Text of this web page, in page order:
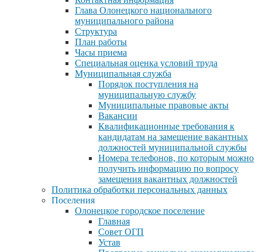
Глава Олонецкого национального
муниципального района
Структура
План работы
Часы приема
Специальная оценка условий труда
Муниципальная служба
Порядок поступления на
муниципальную службу
Муниципальные правовые акты
Вакансии
Квалификационные требования к
кандидатам на замещение вакантных
должностей муниципальной службы
Номера телефонов, по которым можно
получить информацию по вопросу
замещения вакантных должностей
Политика обработки персональных данных
Поселения
Олонецкое городское поселение
Главная
Совет ОГП
Устав